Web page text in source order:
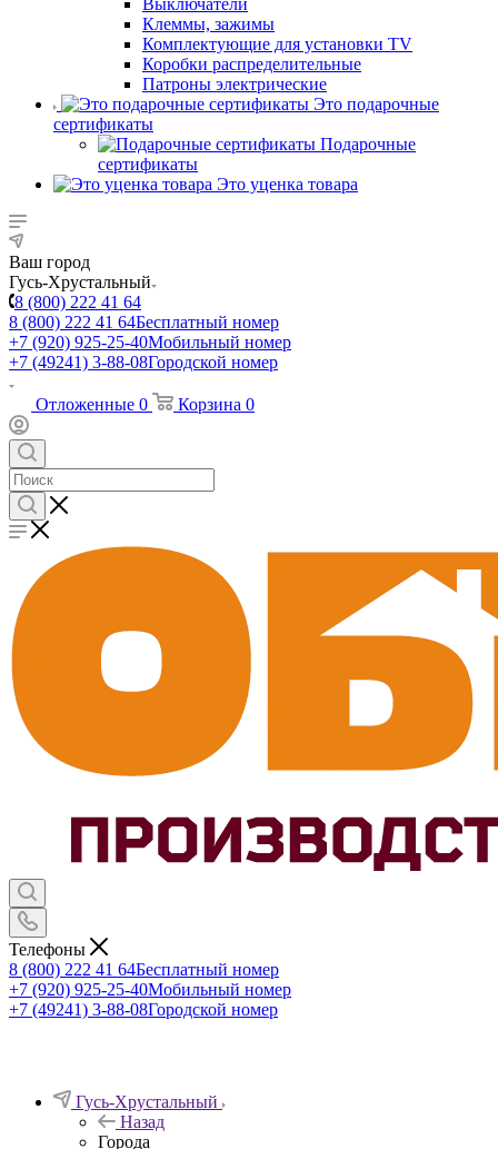
Выключатели
Клеммы, зажимы
Комплектующие для установки TV
Коробки распределительные
Патроны электрические
Это подарочные
сертификаты
Подарочные
сертификаты
Это уценка товара
Ваш город
Гусь-Хрустальный
8 (800) 222 41 64
8 (800) 222 41 64Бесплатный номер
+7 (920) 925-25-40Мобильный номер
+7 (49241) 3-88-08Городской номер
Отложенные 0 Корзина 0
Телефоны
8 (800) 222 41 64Бесплатный номер
+7 (920) 925-25-40Мобильный номер
+7 (49241) 3-88-08Городской номер
Гусь-Хрустальный
Назад
Города